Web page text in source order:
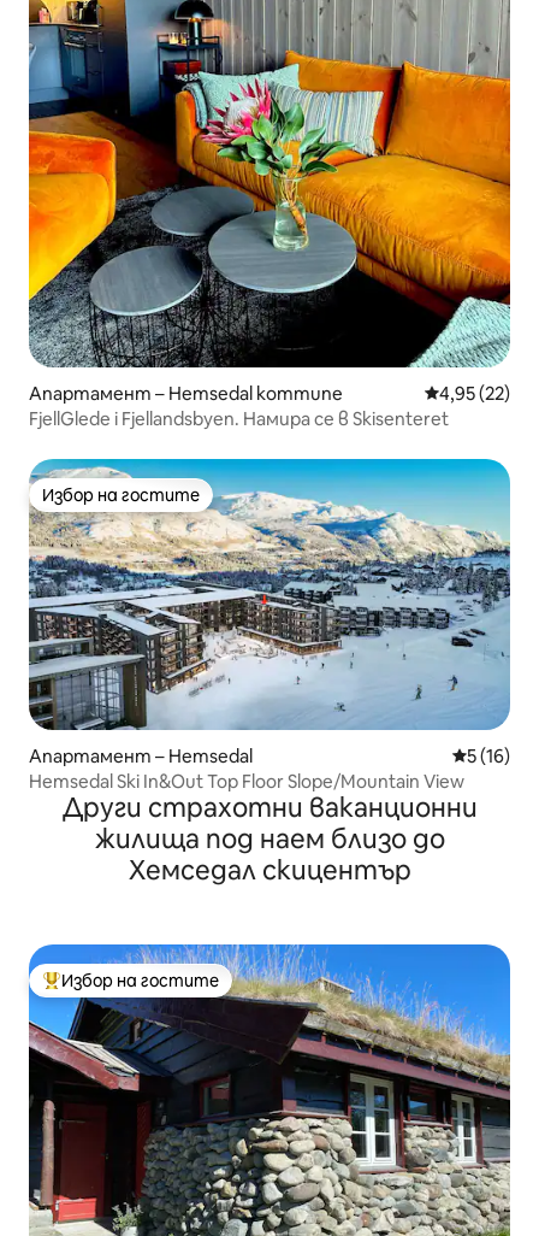
Апартамент – Hemsedal kommune Средна
4,95 (22)
FjellGlede i Fjellandsbyen. Намира се в Skisenteret
Избор на гостите
Избор на гостите
Апартамент – Hemsedal Средна
5 (16)
Hemsedal Ski In&Out Top Floor Slope/Mountain View
Други страхотни ваканционни
жилища под наем близо до
Хемседал скицентър
Най-популярен избор на гостите
Избор на гостите